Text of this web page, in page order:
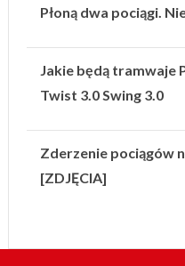
Płoną dwa pociągi.
Jakie będą tramwaje
Twist 3.0 Swing 3.0
Zderzenie pociągów
[ZDJĘCIA]